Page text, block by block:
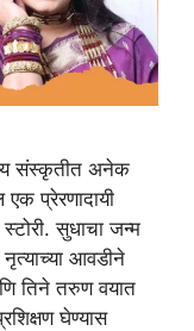
संस्कृतीत अनेक
एक प्रेरणादायी
सुधाचा जन्म
आवडीने
तिने तरुण वयात
घेण्यास